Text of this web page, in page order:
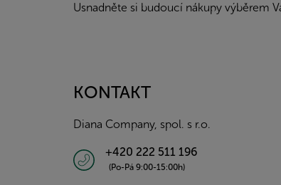
Usnadněte si budoucí nákupy výběrem
KONTAKT
Diana Company, spol. s r.o.
+420 222 511 196
(Po-Pá 9:00-15:00h)